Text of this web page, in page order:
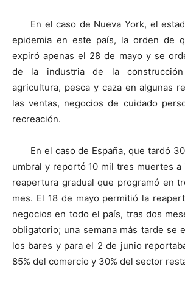
En el caso de Nueva York, el
epidemia en este país, la orden de
expiró apenas el 28 de mayo y se
de la industria de la construcción
agricultura, pesca y caza en algunas
las ventas, negocios de cuidado
recreación.
En el caso de España, que tardó
umbral y reportó 10 mil tres muertes a
reapertura gradual que programó en
mes. El 18 de mayo permitió la
negocios en todo el país, tras dos
obligatorio; una semana más tarde se
los bares y para el 2 de junio
85% del comercio y 30% del sector